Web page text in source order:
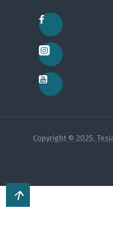
Copyright © 2025,